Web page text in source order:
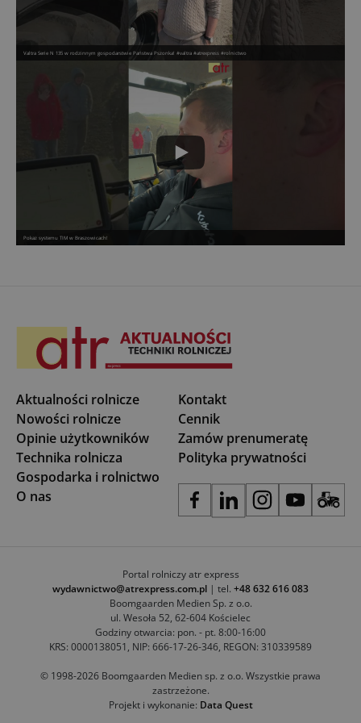
Valtra Serie N 135 w rodzinnym gospodarstwie Państwa Pszonka! #valtra #atrexpress #rolnictwo
Pokaz systemu TIM w Braszowicach!
Aktualności rolnicze
Nowości rolnicze
Opinie użytkowników
Technika rolnicza
Gospodarka i rolnictwo
O nas
Kontakt
Cennik
Zamów prenumeratę
Polityka prywatności
Portal rolniczy atr express
wydawnictwo@atrexpress.com.pl | tel. +48 632 616 083
Boomgaarden Medien Sp. z o.o.
ul. Wesoła 52, 62-604 Kościelec
Godziny otwarcia: pon. - pt. 8:00-16:00
KRS: 0000138051, NIP: 666-17-26-346, REGON: 310339589
© 1998-2026 Boomgaarden Medien sp. z o.o. Wszystkie prawa
zastrzeżone.
Projekt i wykonanie: Data Quest